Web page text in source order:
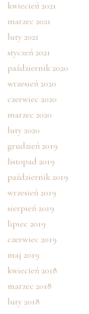
kwiecień 2021
marzec 2021
luty 2021
styczeń 2021
październik 2020
wrzesień 2020
czerwiec 2020
marzec 2020
luty 2020
grudzień 2019
listopad 2019
październik 2019
wrzesień 2019
sierpień 2019
lipiec 2019
czerwiec 2019
maj 2019
kwiecień 2018
marzec 2018
luty 2018